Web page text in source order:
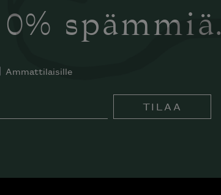
spämmiä.
Ammattilaisille
TILAA